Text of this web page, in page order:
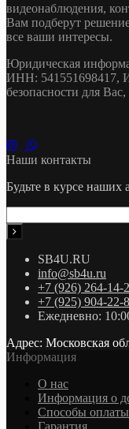
видеонаблюдения,
Вам подберут
все ваши интересы.
Юридическая
ИНН: 541551698417,
безопасности для
Наши контакты
Будьте в курсе наших
SB4U.RU
info@sb4u.ru
+7 (926) 264-14-
+7 (925) 904-22-
Ежедневно:
Адрес: Московская
Информация
О нас
Информация о
Cпособы оплаты
Гарантия